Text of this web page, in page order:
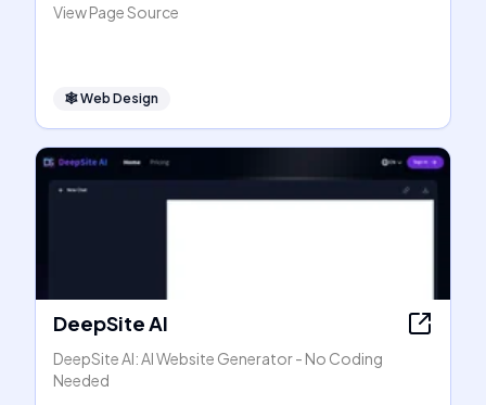
View Page Source
🕸Web Design
DeepSite AI
DeepSite AI: AI Website Generator - No Coding
Needed